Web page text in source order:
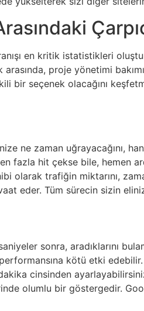
en kritik istatistikleri
proje yönetimi
seçenek olacağını
ne zaman uğrayacağını,
fazla hit çekse bile, hemen
olarak trafiğin miktarını,
eder. Tüm sürecin sizin
sonra, aradıklarını
kötü etki
cinsinden
olumlu bir göstergedir.